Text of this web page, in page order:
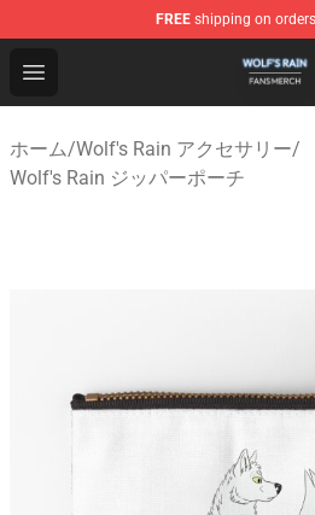
FREE shipping on
Open menu
Wolf's Rain Shop - Official
ホーム/Wolf's Rain アクセサリー/
Wolf's Rain ジッパーポーチ